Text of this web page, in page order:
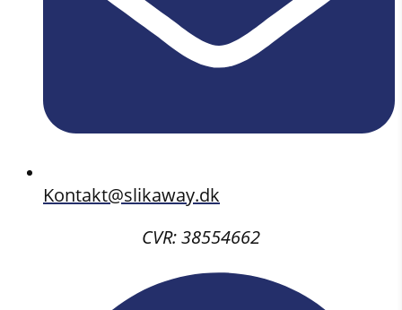
Kontakt@slikaway.dk
CVR: 38554662